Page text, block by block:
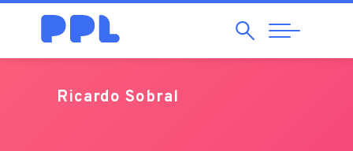
Pesquisar
Abrir
Navegação
Ricardo Sobral